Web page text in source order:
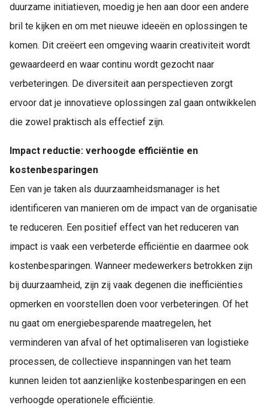
duurzame initiatieven, moedig je hen aan door een andere
bril te kijken en om met nieuwe ideeën en oplossingen te
komen. Dit creëert een omgeving waarin creativiteit wordt
gewaardeerd en waar continu wordt gezocht naar
verbeteringen. De diversiteit aan perspectieven zorgt
ervoor dat je innovatieve oplossingen zal gaan ontwikkelen
die zowel praktisch als effectief zijn.
Impact reductie: verhoogde efficiëntie en
kostenbesparingen
Een van je taken als duurzaamheidsmanager is het
identificeren van manieren om de impact van de organisatie
te reduceren. Een positief effect van het reduceren van
impact is vaak een verbeterde efficiëntie en daarmee ook
kostenbesparingen. Wanneer medewerkers betrokken zijn
bij duurzaamheid, zijn zij vaak degenen die inefficiënties
opmerken en voorstellen doen voor verbeteringen. Of het
nu gaat om energiebesparende maatregelen, het
verminderen van afval of het optimaliseren van logistieke
processen, de collectieve inspanningen van het team
kunnen leiden tot aanzienlijke kostenbesparingen en een
verhoogde operationele efficiëntie.